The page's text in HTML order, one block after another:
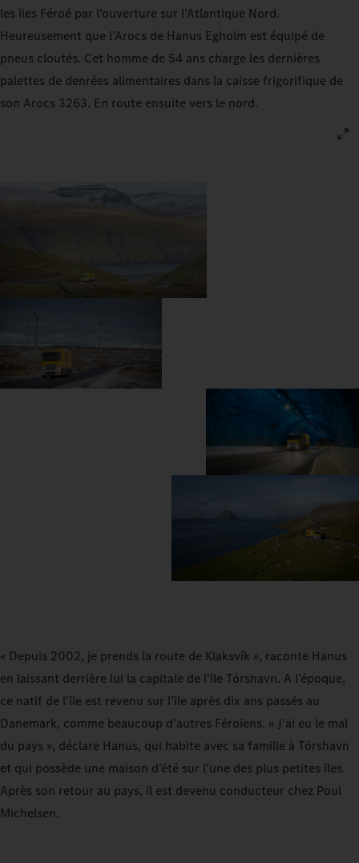
les îles Féroé par l’ouverture sur l’Atlantique Nord.
Heureusement que l’Arocs de Hanus Egholm est équipé de
pneus cloutés. Cet homme de 54 ans charge les dernières
palettes de denrées alimentaires dans la caisse frigorifique de
son Arocs 3263. En route ensuite vers le nord.
« Depuis 2002, je prends la route de Klaksvík », raconte Hanus
en laissant derrière lui la capitale de l’île Tórshavn. A l’époque,
ce natif de l’île est revenu sur l’île après dix ans passés au
Danemark, comme beaucoup d’autres Féroïens. « J’ai eu le mal
du pays », déclare Hanus, qui habite avec sa famille à Tórshavn
et qui possède une maison d’été sur l’une des plus petites îles.
Après son retour au pays, il est devenu conducteur chez Poul
Michelsen.